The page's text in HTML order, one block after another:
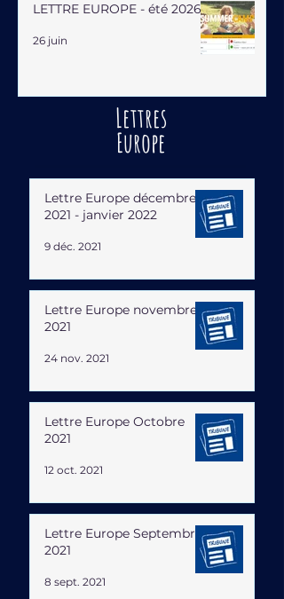
LETTRE EUROPE - été 2026
26 juin
Lettres
Europe
Lettre Europe décembre
2021 - janvier 2022
9 déc. 2021
Lettre Europe novembre
2021
24 nov. 2021
Lettre Europe Octobre
2021
12 oct. 2021
Lettre Europe Septembre
2021
8 sept. 2021